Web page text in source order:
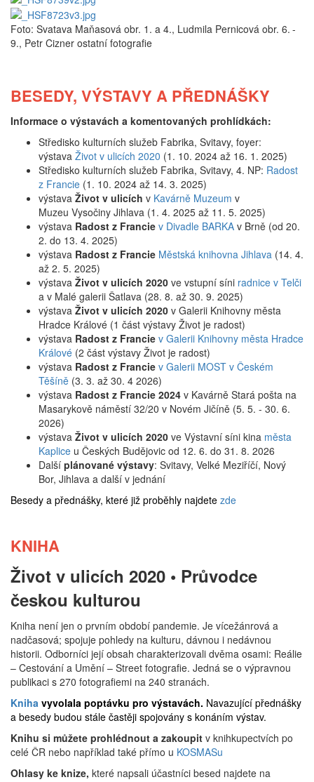
Foto: Svatava Maňasová obr. 1. a 4., Ludmila Pernicová obr. 6. -
9., Petr Cizner ostatní fotografie
BESEDY, VÝSTAVY A PŘEDNÁŠKY
Informace o výstavách a komentovaných prohlídkách:
Středisko kulturních služeb Fabrika, Svitavy, foyer:
výstava Život v ulicích 2020 (1. 10. 2024 až 16. 1. 2025)
Středisko kulturních služeb Fabrika, Svitavy, 4. NP: Radost
z Francie (1. 10. 2024 až 14. 3. 2025)
výstava Život v ulicích v Kavárně Muzeum v
Muzeu Vysočiny Jihlava (1. 4. 2025 až 11. 5. 2025)
výstava Radost z Francie v Divadle BARKA v Brně (od 20.
2. do 13. 4. 2025)
výstava Radost z Francie Městská knihovna Jihlava (14. 4.
až 2. 5. 2025)
výstava Život v ulicích 2020 ve vstupní síni radnice v Telči
a v Malé galerii Šatlava (28. 8. až 30. 9. 2025)
výstava Život v ulicích 2020 v Galerii Knihovny města
Hradce Králové (1 část výstavy Život je radost)
výstava Radost z Francie v Galerii Knihovny města Hradce
Králové (2 část výstavy Život je radost)
výstava Radost z Francie v Galerii MOST v Českém
Těšíně (3. 3. až 30. 4 2026)
výstava Radost z Francie 2024 v Kavárně Stará pošta na
Masarykově náměstí 32/20 v Novém Jičíně (5. 5. - 30. 6.
2026)
výstava Život v ulicích 2020 ve Výstavní síni kina města
Kaplice u Českých Budějovic od 12. 6. do 31. 8. 2026
Další plánované výstavy: Svitavy, Velké Meziříčí, Nový
Bor, Jihlava a další v jednání
Besedy a přednášky, které již proběhly najdete zde
KNIHA
Život v ulicích 2020 • Průvodce
českou kulturou
Kniha není jen o prvním období pandemie. Je vícežánrová a
nadčasová; spojuje pohledy na kulturu, dávnou i nedávnou
historii. Odborníci její obsah charakterizovali dvěma osami: Reálie
– Cestování a Umění – Street fotografie. Jedná se o výpravnou
publikaci s 270 fotografiemi na 240 stranách.
Kniha vyvolala poptávku pro výstavách. Navazující přednášky
a besedy budou stále častěji spojovány s konáním výstav.
Knihu si můžete prohlédnout a zakoupit v knihkupectvích po
celé ČR nebo například také přímo u KOSMASu
Ohlasy ke knize, které napsali účastníci besed najdete na